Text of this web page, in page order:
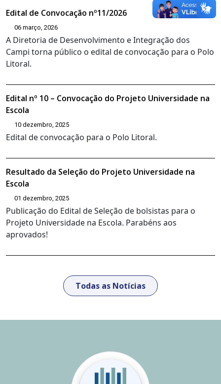
Edital de Convocação nº11/2026
06 março, 2026
A Diretoria de Desenvolvimento e Integração dos
Campi torna público o edital de convocação para o Polo
Litoral.
Edital nº 10 – Convocação do Projeto Universidade na
Escola
10 dezembro, 2025
Edital de convocação para o Polo Litoral.
Resultado da Seleção do Projeto Universidade na
Escola
01 dezembro, 2025
Publicação do Edital de Seleção de bolsistas para o
Projeto Universidade na Escola. Parabéns aos
aprovados!
Todas as Notícias